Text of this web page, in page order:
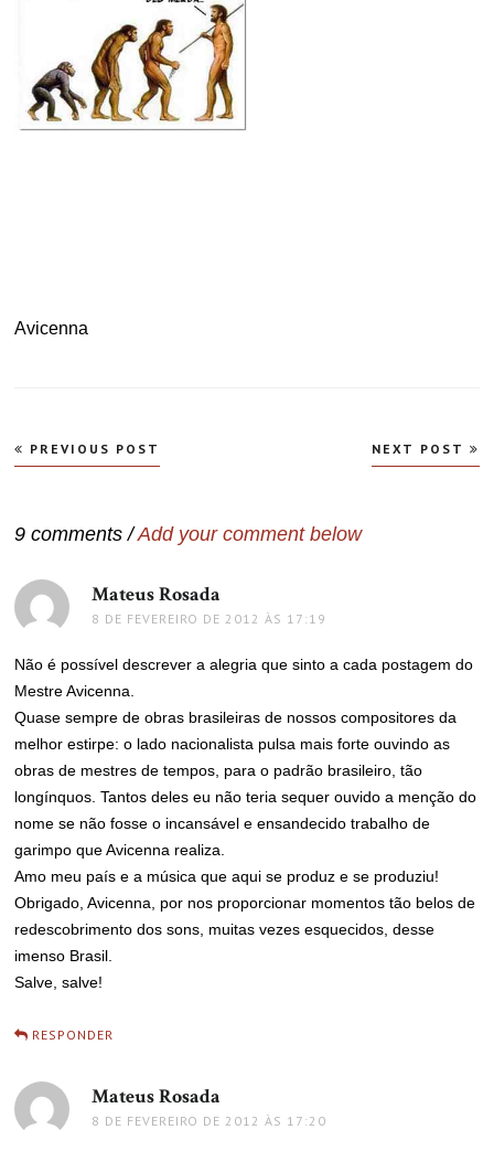
Avicenna
Navegação
de
PREVIOUS POST NEXT POST
9 comments /Add your comment below
Mateus Rosada
8 DE FEVEREIRO DE 2012 ÀS 17:19
Não é possível descrever a alegria que sinto a cada postagem do
Mestre Avicenna.
Quase sempre de obras brasileiras de nossos compositores da
melhor estirpe: o lado nacionalista pulsa mais forte ouvindo as
obras de mestres de tempos, para o padrão brasileiro, tão
longínquos. Tantos deles eu não teria sequer ouvido a menção do
nome se não fosse o incansável e ensandecido trabalho de
garimpo que Avicenna realiza.
Amo meu país e a música que aqui se produz e se produziu!
Obrigado, Avicenna, por nos proporcionar momentos tão belos de
redescobrimento dos sons, muitas vezes esquecidos, desse
imenso Brasil.
Salve, salve!
RESPONDER
Mateus Rosada
8 DE FEVEREIRO DE 2012 ÀS 17:20